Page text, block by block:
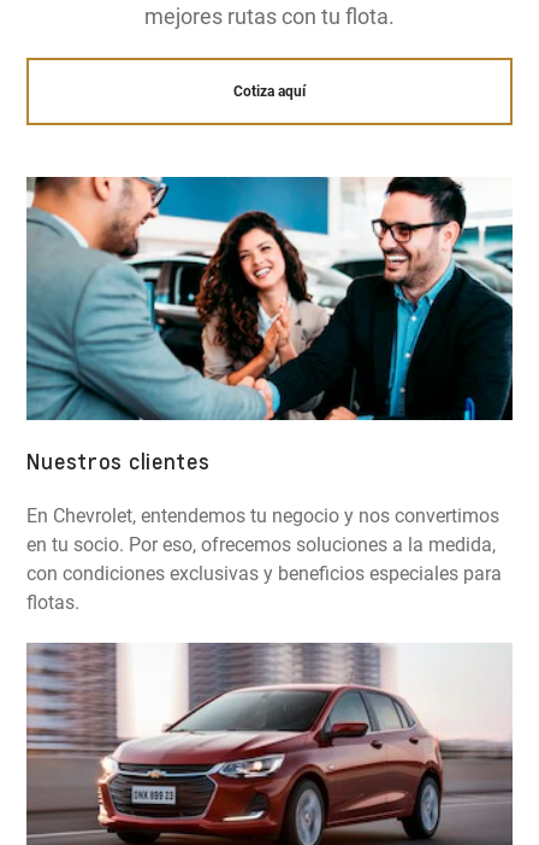
mejores rutas con tu flota.
Cotiza aquí
Nuestros clientes
En Chevrolet, entendemos tu negocio y nos convertimos
en tu socio. Por eso, ofrecemos soluciones a la medida,
con condiciones exclusivas y beneficios especiales para
flotas.